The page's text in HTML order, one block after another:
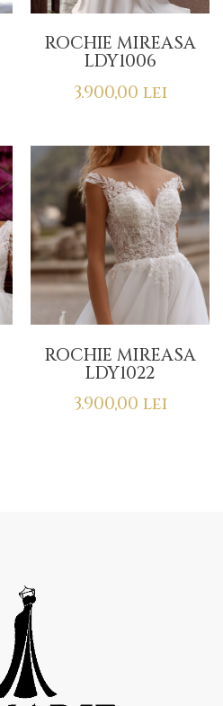
ROCHIE MIREASA
LDY1006
3.900,00 lei
ROCHIE MIREASA
LDY1022
3.900,00 lei